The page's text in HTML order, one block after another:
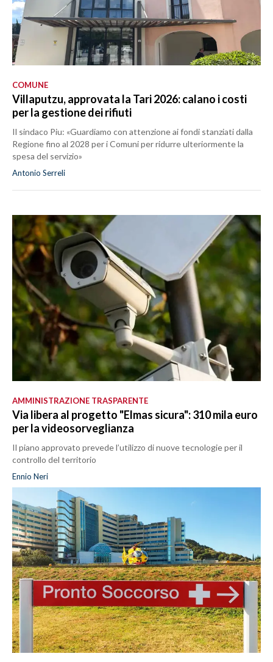
COMUNE
Villaputzu, approvata la Tari 2026: calano i costi
per la gestione dei rifiuti
Il sindaco Piu: «Guardiamo con attenzione ai fondi stanziati dalla
Regione fino al 2028 per i Comuni per ridurre ulteriormente la
spesa del servizio»
Antonio Serreli
AMMINISTRAZIONE TRASPARENTE
Via libera al progetto "Elmas sicura": 310 mila euro
per la videosorveglianza
Il piano approvato prevede l’utilizzo di nuove tecnologie per il
controllo del territorio
Ennio Neri